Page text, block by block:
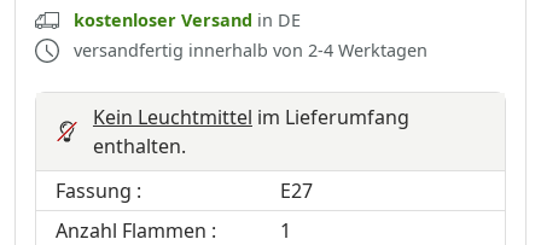
kostenloser Versand in DE
versandfertig innerhalb von 2-4 Werktagen
Kein Leuchtmittel im Lieferumfang
enthalten.
Fassung :
E27
Anzahl Flammen :
1